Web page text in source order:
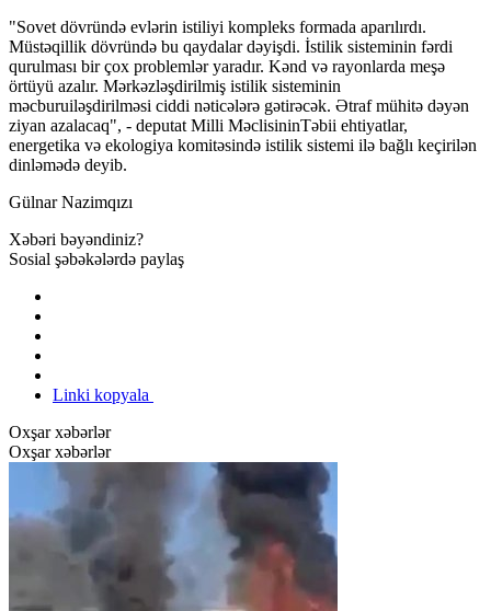
"Sovet dövründə evlərin istiliyi kompleks formada aparılırdı.
Müstəqillik dövründə bu qaydalar dəyişdi. İstilik sisteminin fərdi
qurulması bir çox problemlər yaradır. Kənd və rayonlarda meşə
örtüyü azalır. Mərkəzləşdirilmiş istilik sisteminin
məcburuiləşdirilməsi ciddi nəticələrə gətirəcək. Ətraf mühitə dəyən
ziyan azalacaq", - deputat Milli MəclisininTəbii ehtiyatlar,
energetika və ekologiya komitəsində istilik sistemi ilə bağlı keçirilən
dinləmədə deyib.
Gülnar Nazimqızı
Xəbəri bəyəndiniz?
Sosial şəbəkələrdə paylaş
Linki kopyala
Oxşar xəbərlər
Oxşar xəbərlər